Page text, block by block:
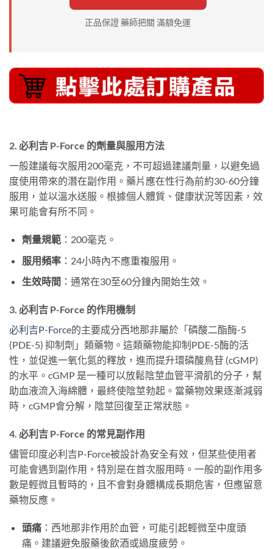
正品保證 藥師把關 滿額免運
2. 必利吉 P-Force 的劑量與服用方法
一般建議每次服用200毫克，不可超過建議劑量，以避免過
度使用帶來的潛在副作用。藥片應在性行為前約30-60分鐘
服用，並以溫水送服。根據個人體質、健康狀況等因素，效
果可能會有所不同。
劑量規範：200毫克。
服用頻率：24小時內不應重複服用。
生效時間 ：通常在30至60分鐘內開始生效。
3. 必利吉 P-Force 的作用機制
必利吉P-Force的主要成分西地那非屬於「磷酸二酯酶-5
(PDE-5) 抑制劑」類藥物。這類藥物能抑制PDE-5酶的活
性，並促進一氧化氮的釋放，進而提升環磷酸鳥苷 (cGMP)
的水平。cGMP 是一種可以放鬆陰莖血管平滑肌的分子，幫
助血液流入海綿體，最終使陰莖勃起。當藥物效果逐漸減弱
時，cGMP會分解，陰莖回復至正常狀態。
4. 必利吉 P-Force 的常見副作用
儘管印度必利吉P-Force被設計為安全有效，但某些使用者
可能會遇到副作用，特別是在首次服用時。一般的副作用多
數是輕微且暫時的，且不會對身體構成長期危害，但應留意
藥物反應。
頭痛：西地那非作用於血管，可能引起輕微至中度頭
痛。建議避免服藥後飲酒或過度疲勞。